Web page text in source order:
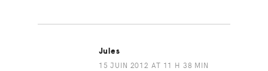
Jules
15 JUIN 2012 AT 11 H 38 MIN